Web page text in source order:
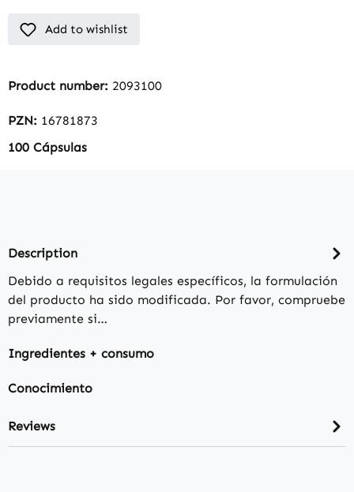
Add to wishlist
Product number: 2093100
PZN: 16781873
100 Cápsulas
Description
Debido a requisitos legales específicos, la formulación
del producto ha sido modificada. Por favor, compruebe
previamente si…
Ingredientes + consumo
Conocimiento
Reviews